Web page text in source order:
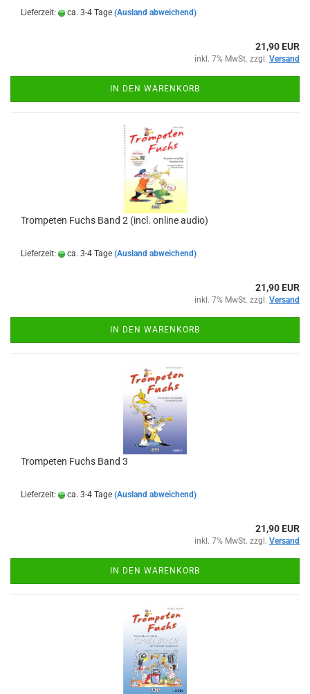
Lieferzeit: ca. 3-4 Tage (Ausland abweichend)
21,90 EUR
inkl. 7% MwSt. zzgl. Versand
IN DEN WARENKORB
Trompeten Fuchs Band 2 (incl. online audio)
Lieferzeit: ca. 3-4 Tage (Ausland abweichend)
21,90 EUR
inkl. 7% MwSt. zzgl. Versand
IN DEN WARENKORB
Trompeten Fuchs Band 3
Lieferzeit: ca. 3-4 Tage (Ausland abweichend)
21,90 EUR
inkl. 7% MwSt. zzgl. Versand
IN DEN WARENKORB